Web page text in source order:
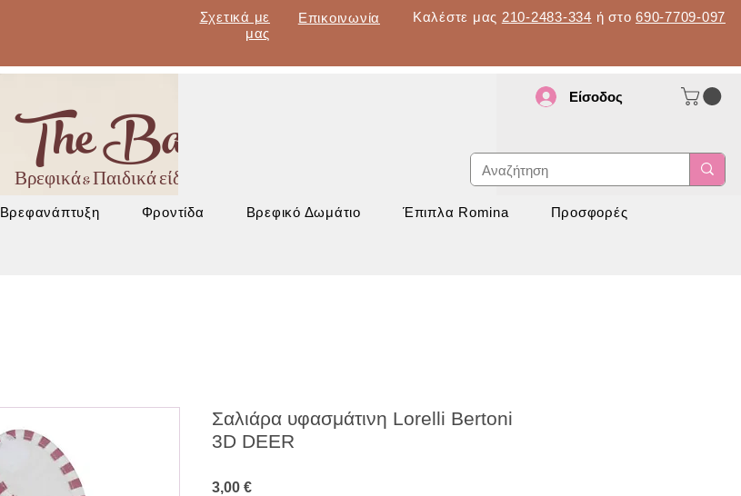
Σχετικά με
μας
Επικοινωνία Καλέστε μας 210-2483-334 ή στο 690-7709-097
The Baby Land
Βρεφικά & Παιδικά είδη - Έπιπλα - Βρεφανάπτυξη
Είσοδος
Βρεφανάπτυξη Φροντίδα Βρεφικό Δωμάτιο Έπιπλα Romina Προσφορές
Σαλιάρα υφασμάτινη Lorelli Bertoni
3D DEER
3,00 €Τιμή